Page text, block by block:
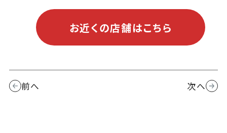
お近くの店舗はこちら
前へ 次へ